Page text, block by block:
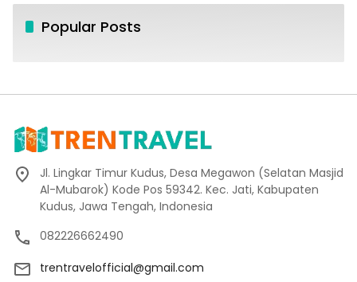
Popular Posts
Jl. Lingkar Timur Kudus, Desa Megawon (Selatan Masjid
Al-Mubarok) Kode Pos 59342. Kec. Jati, Kabupaten
Kudus, Jawa Tengah, Indonesia
082226662490
trentravelofficial@gmail.com